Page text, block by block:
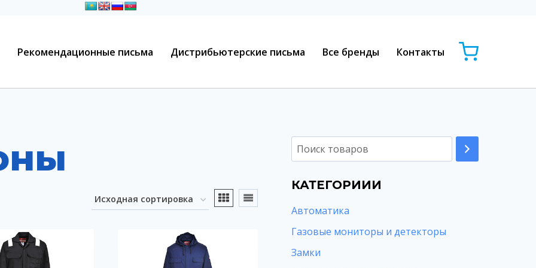
Рекомендационные письма Дистрибьютерские письма Все бренды Контакты
КАТЕГОРИИИ
Автоматика
Газовые мониторы и детекторы
Замки